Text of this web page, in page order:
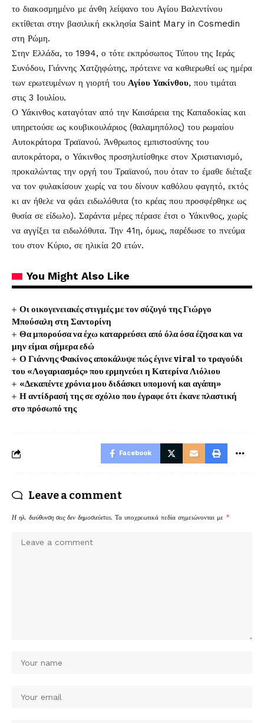
το διακοσμημένο με άνθη λείψανο του Αγίου Βαλεντίνου
εκτίθεται στην βασιλική εκκλησία Saint Mary in Cosmedin
στη Ρώμη.
Στην Ελλάδα, το 1994, ο τότε εκπρόσωπος Τύπου της Ιεράς
Συνόδου, Γιάννης Χατζηφώτης, πρότεινε να καθιερωθεί ως ημέρα
των ερωτευμένων η γιορτή του Αγίου Υακίνθου, που τιμάται
στις 3 Ιουλίου.
Ο Υάκινθος καταγόταν από την Καισάρεια της Καπαδοκίας και
υπηρετούσε ως κουβικουλάριος (θαλαμηπόλος) του ρωμαίου
Αυτοκράτορα Τραϊανού. Άνθρωπος εμπιστοσύνης του
αυτοκράτορα, ο Υάκινθος προσηλυτίσθηκε στον Χριστιανισμό,
προκαλώντας την οργή του Τραϊανού, που όταν το έμαθε διέταξε
να τον φυλακίσουν χωρίς να του δίνουν καθόλου φαγητό, εκτός
κι αν ήθελε να φάει ειδωλόθυτα (το κρέας που προσφέρθηκε ως
θυσία σε είδωλο). Σαράντα μέρες πέρασε έτσι ο Υάκινθος, χωρίς
να αγγίξει τα ειδωλόθυτα. Την 41η, όμως, παρέδωσε το πνεύμα
του στον Κύριο, σε ηλικία 20 ετών.
You Might Also Like
Οι οικογενειακές στιγμές με τον σύζυγό της Γιώργο
Μπούσαλη στη Σαντορίνη
Θα μπορούσα να έχω καταρρεύσει από όλα όσα έζησα και να
μην είμαι σήμερα εδώ
Ο Γιάννης Φακίνος αποκάλυψε πώς έγινε viral το τραγούδι
του «Λογαριασμός» που ερμηνεύει η Κατερίνα Λιόλιου
«Δεκαπέντε χρόνια μου διδάσκει υπομονή και αγάπη»
Η αντίδρασή της σε σχόλιο που έγραφε ότι έκανε πλαστική
στο πρόσωπό της
Facebook
Leave a comment
Η ηλ. διεύθυνση σας δεν δημοσιεύεται. Τα υποχρεωτικά πεδία σημειώνονται με *